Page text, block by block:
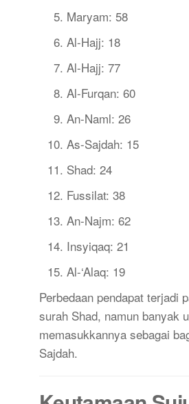
Maryam: 58
Al-Hajj: 18
Al-Hajj: 77
Al-Furqan: 60
An-Naml: 26
As-Sajdah: 15
Shad: 24
Fussilat: 38
An-Najm: 62
Insyiqaq: 21
Al-‘Alaq: 19
Perbedaan pendapat terjadi
surah Shad, namun banyak
memasukkannya sebagai
Sajdah.